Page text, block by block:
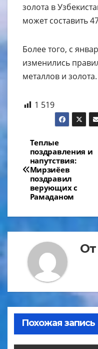
золота в
может составить
Более того, с
изменились
металлов и золота.
1 519
Навигация
по
записям
Теплые
поздравления и
напутствия:
Мирзиёев
поздравил
верующих с
Рамаданом
От
Похожая запись